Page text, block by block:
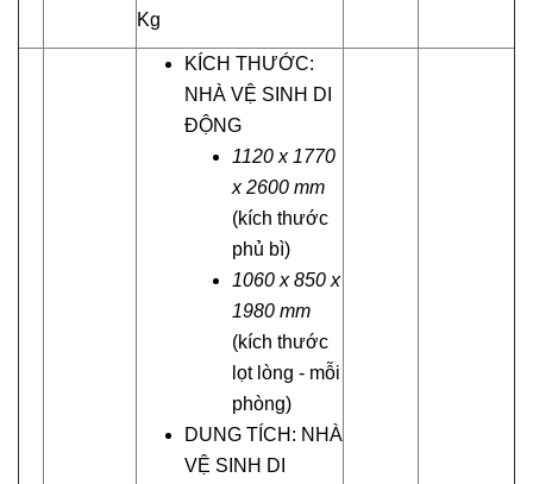
Kg
KÍCH THƯỚC:
NHÀ VỆ SINH DI
ĐỘNG
1120 x 1770
x 2600 mm
(kích thước
phủ bì)
1060 x 850 x
1980 mm
(kích thước
lọt lòng - mỗi
phòng)
DUNG TÍCH: NHÀ
VỆ SINH DI